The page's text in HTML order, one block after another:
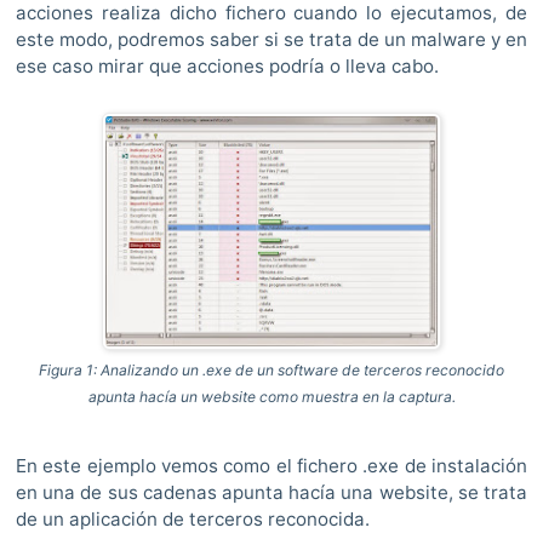
acciones realiza dicho fichero cuando lo ejecutamos, de
este modo, podremos saber si se trata de un malware y en
ese caso mirar que acciones podría o lleva cabo.
Figura 1: Analizando un .exe de un software de terceros reconocido
apunta hacía un website como muestra en la captura.
En este ejemplo vemos como el fichero .exe de instalación
en una de sus cadenas apunta hacía una website, se trata
de un aplicación de terceros reconocida.